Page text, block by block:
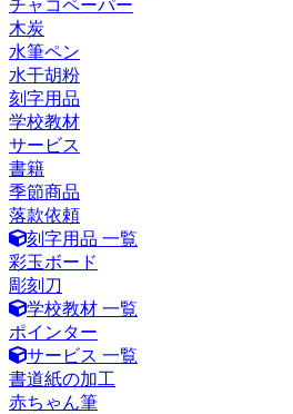
チャコペーパー
木炭
水筆ペン
水干胡粉
刻字用品
学校教材
サービス
書籍
季節商品
落款依頼
刻字用品 一覧
彩玉ボード
彫刻刀
学校教材 一覧
ポインター
サービス 一覧
書道紙の加工
赤ちゃん筆